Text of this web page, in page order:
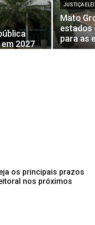
2027
JUSTIÇA
Mato
estados
para as
os principais prazos
nos próximos